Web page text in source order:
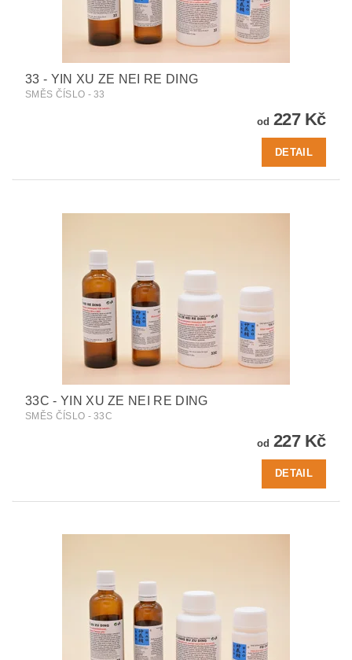
33 - YIN XU ZE NEI RE DING
SMĚS ČÍSLO - 33
od 227 Kč
DETAIL
33C - YIN XU ZE NEI RE DING
SMĚS ČÍSLO - 33C
od 227 Kč
DETAIL